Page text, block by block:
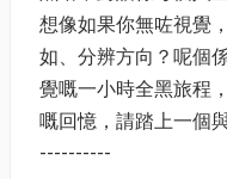
想像如果你無咗視覺
如、分辨方向？呢個
覺嘅一小時全黑旅程
嘅回憶，請踏上一個
----------